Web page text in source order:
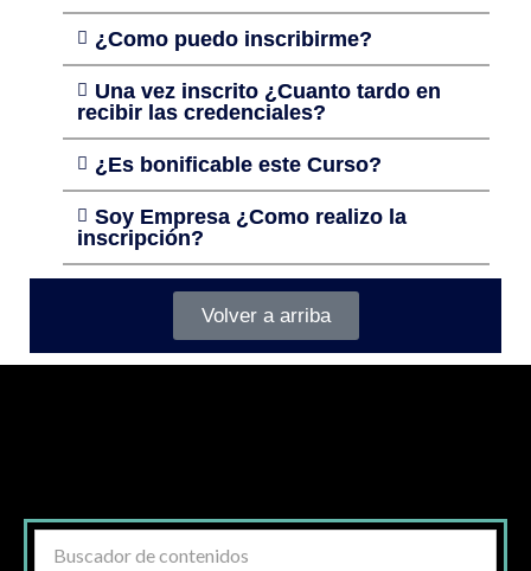
¿Como puedo inscribirme?
Una vez inscrito ¿Cuanto tardo en
recibir las credenciales?
¿Es bonificable este Curso?
Soy Empresa ¿Como realizo la
inscripción?
Volver a arriba